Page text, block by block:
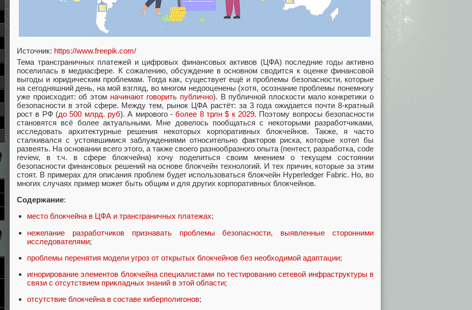
Источник: https://www.freepik.com/
Тема трансграничных платежей и цифровых финансовых активов (ЦФА) последние годы активно
поселилась в медиасфере. К сожалению, обсуждение в основном сводится к оценке финансовой
выгоды и юридическим проблемам. Тогда как, существует ещё и проблемы безопасности, которые
на сегодняшний день, на мой взгляд, во многом недооценены (хотя, осознание проблемы понемногу
уже происходит: об этом начинают говорить публично). В публичной плоскости мало конкретики о
безопасности в этой сфере. Между тем, рынок ЦФА растёт: за 3 года ожидается почти 8-кратный
рост в РФ (до 500 млрд. руб). А мирового -более 8 трлн $ к 2029. Поэтому вопросы безопасности
становятся всё более актуальными. Мне довелось пообщаться с некоторыми разработчиками,
исследовать архитектурные решения некоторых корпоративных блокчейнов. Также, я часто
сталкивался с устоявшимися заблуждениями относительно факторов риска, которые хотел бы
развеять. На основании всего этого, а также своего разнообразного опыта (пентест, разработка, code
review, в т.ч. в сфере блокчейна) хочу поделиться своим мнением о текущем состоянии
безопасности финансовых решений на основе блокчейн технологий. И тех причин, которые за этим
стоят. В примерах для описания проблем будет использоваться блокчейн Hyperledger Fabric. Но, во
многих случаях пример может быть общим и для других корпоративных блокчейнов.
Содержание:
место блокчейна в ЦФА и трансграничных платежах;
нежелание разработчиков признавать проблемы безопасности, выявленные сторонними
исследователями;
проблемы перенятия модели угроз от открытых блокчейнов без необходимой адаптации;
игнорирование элементов блокчейна специалистами по тестированию сетевой инфраструктуры в
связи с отсутствием прикладных знаний в этой области;
отсутствие блокчейна в составе киберполигонов;